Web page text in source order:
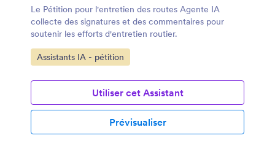
Le Pétition pour l'entretien des routes Agente IA
collecte des signatures et des commentaires pour
soutenir les efforts d'entretien routier.
Accéder à la catégorie :
Assistants IA - pétition
Utiliser cet Assistant
Prévisualiser